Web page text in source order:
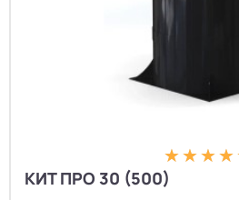
КИТ ПРО 30 (500)